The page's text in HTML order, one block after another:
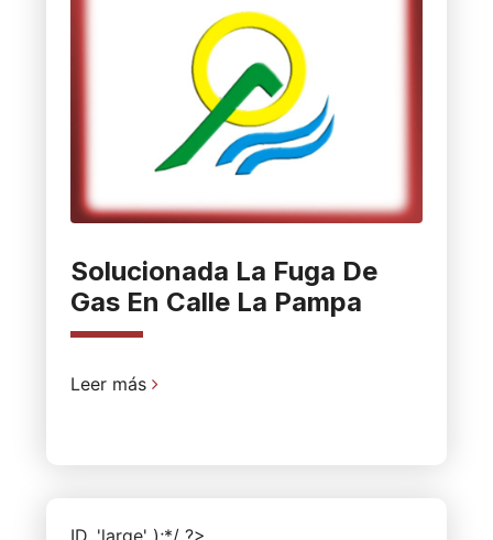
Solucionada La Fuga De
Gas En Calle La Pampa
Leer más
ID, 'large' );*/ ?>